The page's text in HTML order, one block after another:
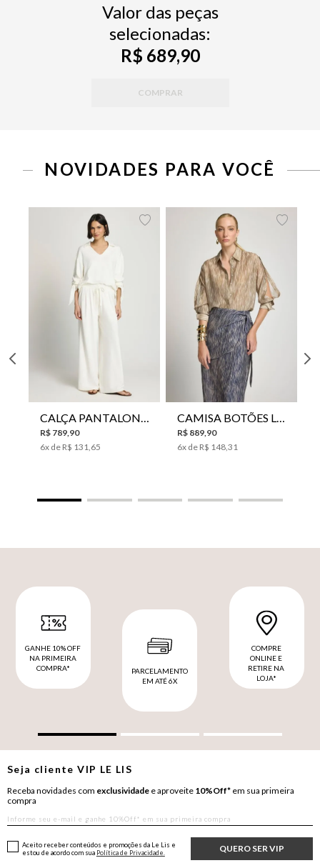
Valor das peças
selecionadas:
R$ 689,90
COMPRAR
NOVIDADES PARA VOCÊ
CALÇA PANTALONA LE LIS HORI FEMININA
R$ 789,90
6x de R$ 131,65
CAMISA BOTÕES LE LIS YANNA FEMININA
R$ 889,90
6x de R$ 148,31
GANHE 10% OFF
NA PRIMEIRA
COMPRA*
PARCELAMENTO
EM ATÉ 6X
COMPRE
ONLINE E
RETIRE NA
LOJA*
Seja clienteVIP LE LIS
Receba novidades com exclusividade e aproveite 10%Off* em sua primeira
compra
QUERO SER VIP
Aceito receber conteúdos e promoções da Le Lis e
estou de acordo com sua Política de Privacidade.